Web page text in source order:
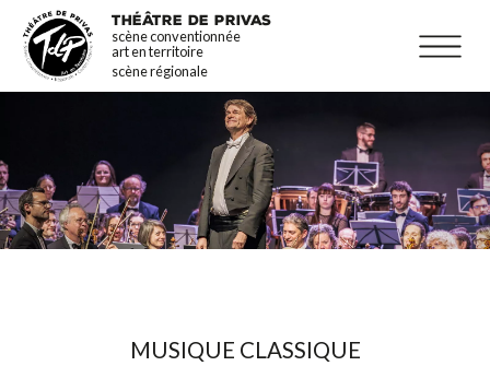
Aller
contenu
THÉÂTRE DE PRIVAS
scène conventionnée
art en territoire
scène régionale
La programmation
Infos pratiques
MUSIQUE CLASSIQUE